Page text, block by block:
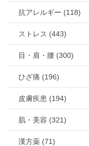
抗アレルギー (118)
ストレス (443)
目・肩・腰 (300)
ひざ痛 (196)
皮膚疾患 (194)
肌・美容 (321)
漢方薬 (71)